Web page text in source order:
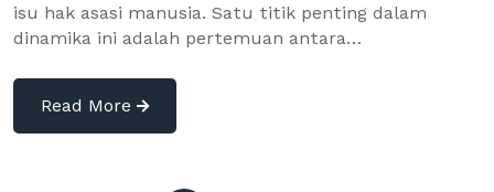
isu hak asasi manusia. Satu titik penting dalam
dinamika ini adalah pertemuan antara…
Read More